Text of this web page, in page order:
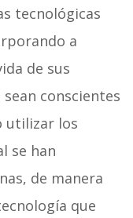
tecnológicas
a
de sus
conscientes
utilizar los
se han
de manera
que